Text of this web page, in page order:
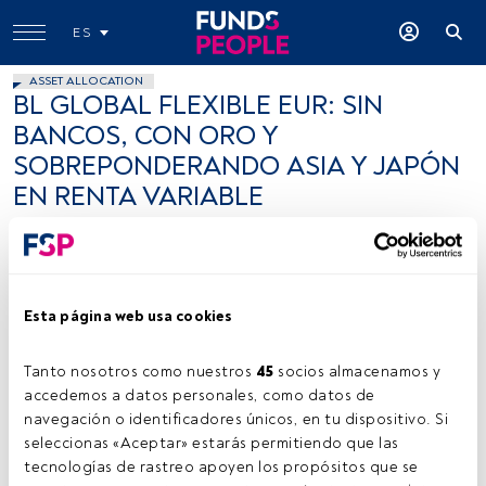
Esta página web usa cookies
Tanto nosotros como nuestros 45 socios almacenamos y
accedemos a datos personales, como datos de
navegación o identificadores únicos, en tu dispositivo. Si
seleccionas «Aceptar» estarás permitiendo que las
tecnologías de rastreo apoyen los propósitos que se
ES
ASSET ALLOCATION
BL GLOBAL FLEXIBLE EUR: SIN
BANCOS, CON ORO Y
SOBREPONDERANDO ASIA Y JAPÓN
EN RENTA VARIABLE
Firma: cedida (BLI).